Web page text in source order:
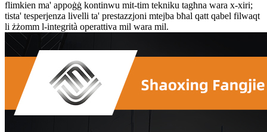
flimkien ma' appoġġ kontinwu mit-tim tekniku tagħna wara x-xiri;
tista' tesperjenza livelli ta' prestazzjoni mtejba bħal qatt qabel filwaqt
li żżomm l-integrità operattiva mil wara mil.